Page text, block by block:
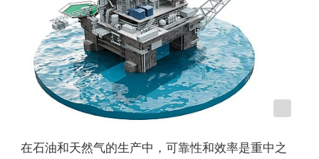
在石油和天然气的生产中，可靠性和效率是重中之